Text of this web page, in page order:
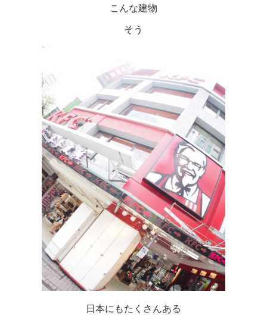
こんな建物
そう
日本にもたくさんある